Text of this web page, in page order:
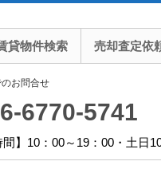
貸物件検索 売却査定依
お問合せ
6770-5741
間】10：00～19：00・土日